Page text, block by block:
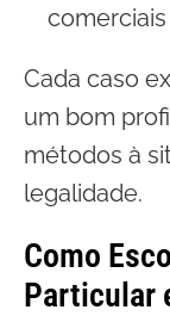
comerciais
Cada caso
um bom
métodos à
legalidade.
Como
Particular